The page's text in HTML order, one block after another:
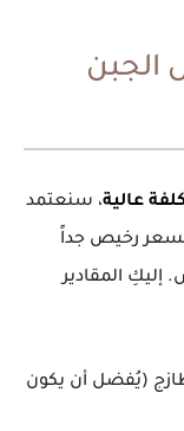
الجبن
عالية، سنعتمد
رخيص جداً
إليكِ المقادير
(يُفضل أن يكون